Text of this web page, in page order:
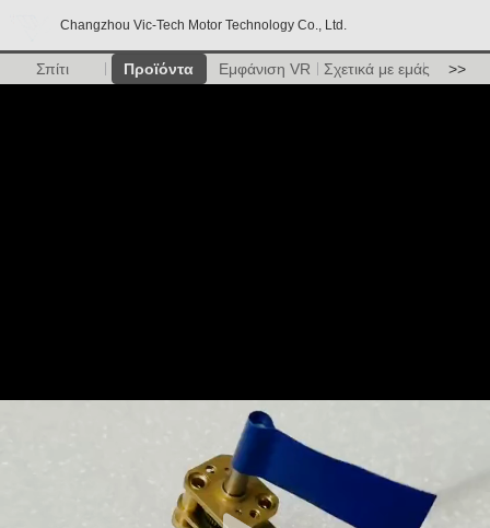
Changzhou Vic-Tech Motor Technology Co., Ltd.
Σπίτι Προϊόντα Εμφάνιση VR Σχετικά με εμάς >>